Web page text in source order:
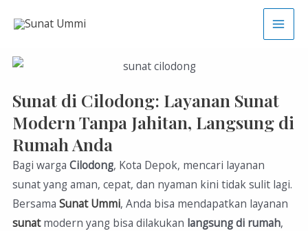
Sunat di Cilodong: Layanan Sunat
Modern Tanpa Jahitan, Langsung di
Rumah Anda
Bagi wargaCilodong, Kota Depok, mencari layanan
sunat yang aman, cepat, dan nyaman kini tidak sulit lagi.
BersamaSunat Ummi, Anda bisa mendapatkan layanan
sunatmodern yang bisa dilakukan langsung di rumah,